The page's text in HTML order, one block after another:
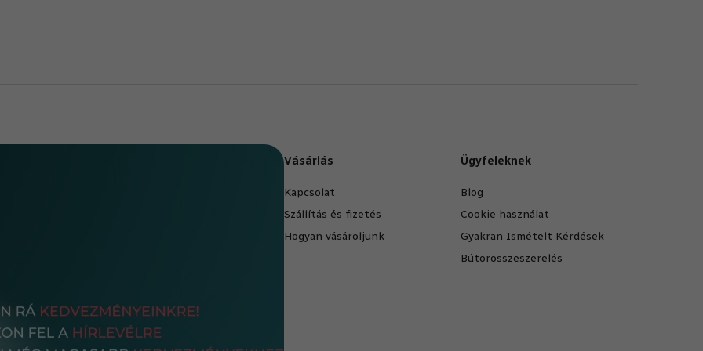
Vásárlás
Kapcsolat
Szállítás és fizetés
Hogyan vásároljunk
Ügyfeleknek
Blog
Cookie használat
Gyakran Ismételt Kérdések
Bútorösszeszerelés